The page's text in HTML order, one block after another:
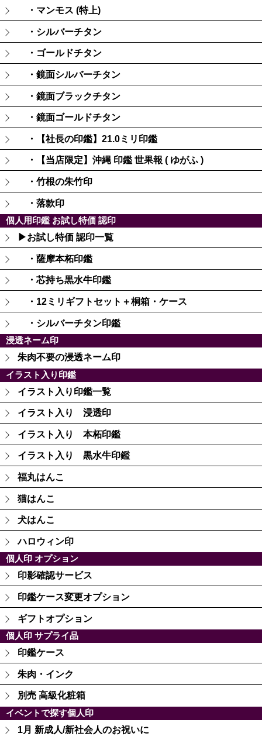
・マンモス (特上)
・シルバーチタン
・ゴールドチタン
・鏡面シルバーチタン
・鏡面ブラックチタン
・鏡面ゴールドチタン
・【社長の印鑑】21.0ミリ印鑑
・【当店限定】沖縄 印鑑 世果報 ( ゆがふ )
・竹根の朱竹印
・落款印
個人用印鑑 お試し特価 認印
▶お試し特価 認印一覧
・薩摩本柘印鑑
・芯持ち黒水牛印鑑
・12ミリギフトセット＋桐箱・ケース
・シルバーチタン印鑑
浸透ネーム印
朱肉不要の浸透ネーム印
イラスト入り印鑑
イラスト入り印鑑一覧
イラスト入り 浸透印
イラスト入り 本柘印鑑
イラスト入り 黒水牛印鑑
福丸はんこ
猫はんこ
犬はんこ
ハロウィン印
個人印 オプション
印影確認サービス
印鑑ケース変更オプション
ギフトオプション
個人印 サプライ品
印鑑ケース
朱肉・インク
別売 高級化粧箱
イベントで探す個人印
1月 新成人/新社会人のお祝いに